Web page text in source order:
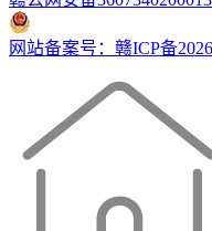
网站备案号：赣ICP备